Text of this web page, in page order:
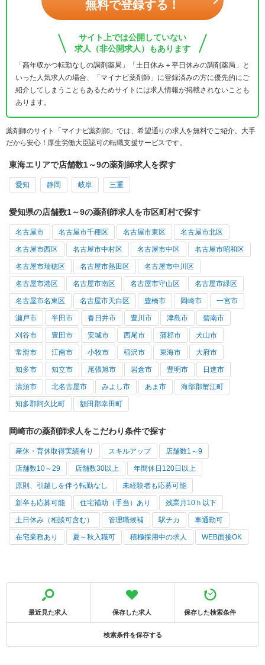
無料で登録する！
サイト上では公開していない
求人（非公開求人）もあります
「高年収かつ転勤なしの調剤薬局」「土日休み＋平日休みの調剤薬局」と
いった人気求人の場合、「マイナビ薬剤師」に登録済みの方に優先的にご
紹介してしまうこともあるためサイトには求人情報が掲載されないことも
あります。
薬剤師のサイト「マイナビ薬剤師」では、希望通りの求人を無料でご紹介。大手
だから安心！厚生労働大臣認可の転職支援サービスです。
東海エリアで店舗数1～9の薬剤師求人を探す
愛知 静岡 岐阜 三重
愛知県の店舗数1～9の薬剤師求人を市区町村で探す
名古屋市 名古屋市千種区 名古屋市東区 名古屋市北区
名古屋市西区 名古屋市中村区 名古屋市中区 名古屋市昭和区
名古屋市瑞穂区 名古屋市熱田区 名古屋市中川区
名古屋市港区 名古屋市南区 名古屋市守山区 名古屋市緑区
名古屋市名東区 名古屋市天白区 豊橋市 岡崎市 一宮市
瀬戸市 半田市 春日井市 豊川市 津島市 碧南市
刈谷市 豊田市 安城市 西尾市 蒲郡市 犬山市
常滑市 江南市 小牧市 稲沢市 東海市 大府市
知多市 知立市 尾張旭市 岩倉市 豊明市 日進市
清須市 北名古屋市 みよし市 あま市 海部郡蟹江町
知多郡阿久比町 額田郡幸田町
岡崎市の薬剤師求人をこだわり条件で探す
産休・育休取得実績有り スキルアップ 店舗数1～9
店舗数10～29 店舗数30以上 年間休日120日以上
原則、引越しを伴う転勤なし 未経験者も応募可能
新卒も応募可能 住宅補助（手当）あり 残業月10ｈ以下
土日休み（相談可含む） 管理職候補 駅チカ 車通勤可
在宅業務あり 夏～秋入職可 積極採用中の求人 WEB面接OK
最近見た求人 保存した求人 保存した検索条件
検索条件を保存する